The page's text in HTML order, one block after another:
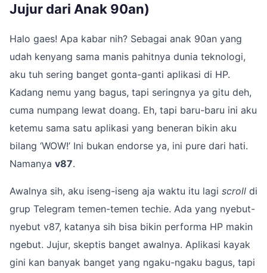
Jujur dari Anak 90an)
Halo gaes! Apa kabar nih? Sebagai anak 90an yang
udah kenyang sama manis pahitnya dunia teknologi,
aku tuh sering banget gonta-ganti aplikasi di HP.
Kadang nemu yang bagus, tapi seringnya ya gitu deh,
cuma numpang lewat doang. Eh, tapi baru-baru ini aku
ketemu sama satu aplikasi yang beneran bikin aku
bilang ‘WOW!’ Ini bukan endorse ya, ini pure dari hati.
Namanya v87.
Awalnya sih, aku iseng-iseng aja waktu itu lagi scroll di
grup Telegram temen-temen techie. Ada yang nyebut-
nyebut v87, katanya sih bisa bikin performa HP makin
ngebut. Jujur, skeptis banget awalnya. Aplikasi kayak
gini kan banyak banget yang ngaku-ngaku bagus, tapi